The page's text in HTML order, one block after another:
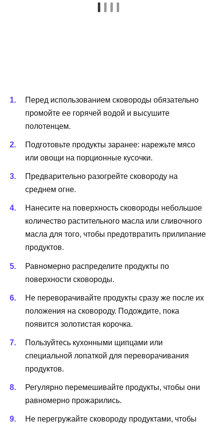
Перед использованием сковороды обязательно
промойте ее горячей водой и высушите
полотенцем.
Подготовьте продукты заранее: нарежьте мясо
или овощи на порционные кусочки.
Предварительно разогрейте сковороду на
среднем огне.
Нанесите на поверхность сковороды небольшое
количество растительного масла или сливочного
масла для того, чтобы предотвратить прилипание
продуктов.
Равномерно распределите продукты по
поверхности сковороды.
Не переворачивайте продукты сразу же после их
положения на сковороду. Подождите, пока
появится золотистая корочка.
Пользуйтесь кухонными щипцами или
специальной лопаткой для переворачивания
продуктов.
Регулярно перемешивайте продукты, чтобы они
равномерно прожарились.
Не перегружайте сковороду продуктами, чтобы